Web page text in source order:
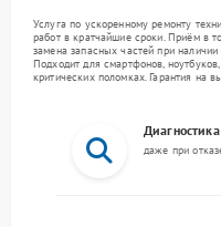
Услуга по ускоренному ремонту
работ в кратчайшие сроки. Приём в
замена запасных частей при
Подходит для смартфонов,
критических поломках. Гарантия на
даже при